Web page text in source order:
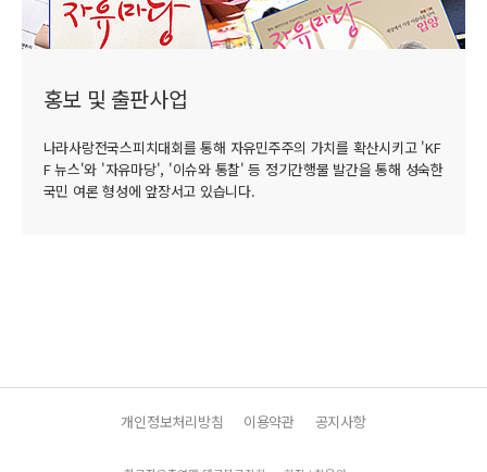
홍보 및 출판사업
나라사랑전국스피치대회를 통해 자유민주주의 가치를 확산시키고 'KF
F 뉴스'와 '자유마당', '이슈와 통찰' 등 정기간행물 발간을 통해 성숙한
국민 여론 형성에 앞장서고 있습니다.
개인정보처리방침 이용약관 공지사항